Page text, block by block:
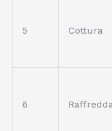
5 Cottura
6